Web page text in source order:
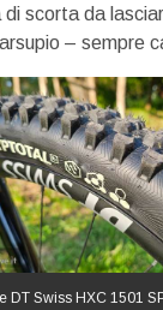
scorta da
– sempre
DT Swiss HXC 1501